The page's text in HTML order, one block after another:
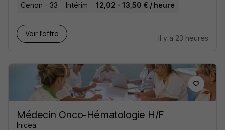
Cenon - 33 Intérim 12,02 - 13,50 € / heure
Voir l’offre
il y a 23 heures
Médecin Onco-Hématologie H/F
Inicea